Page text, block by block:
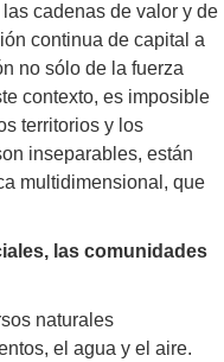
cadenas de valor y de
continua de capital a
no sólo de la fuerza
contexto, es imposible
territorios y los
inseparables, están
multidimensional, que
las comunidades
naturales
el agua y el aire.